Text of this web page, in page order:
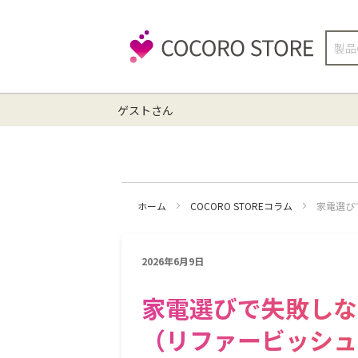
検
ゲストさん
ホーム COCORO STOREコラム 家電選
2026年6月9日
家電選びで失敗し
（リファービッシ